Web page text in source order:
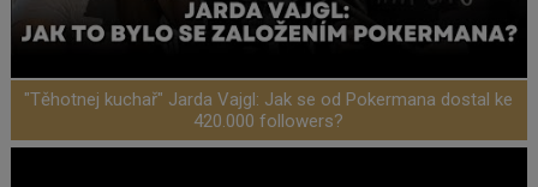
"Těhotnej kuchař" Jarda Vajgl: Jak se od Pokermana dostal ke
420.000 followers?